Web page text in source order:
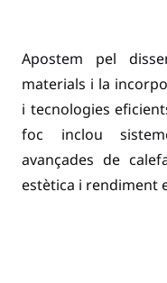
Apostem pel
materials i la
i tecnologies
foc inclou
avançades de
estètica i rendiment